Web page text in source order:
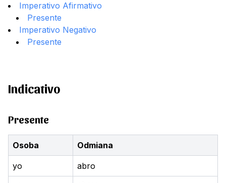
Imperativo Afirmativo
Presente
Imperativo Negativo
Presente
Indicativo
Presente
Osoba Odmiana
yo abro